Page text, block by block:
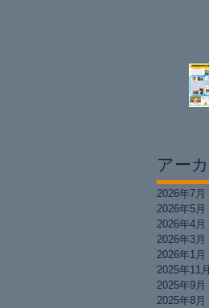
アー
2026年7月
2026年5月
2026年4月
2026年3月
2026年1月
2025年11月
2025年9月
2025年8月